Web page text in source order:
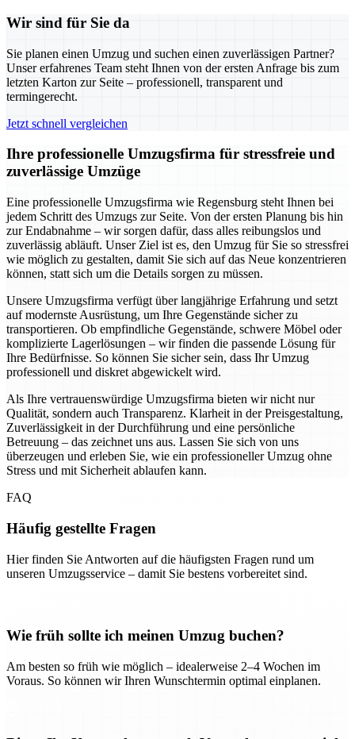
Wir sind für Sie da
Sie planen einen Umzug und suchen einen zuverlässigen Partner?
Unser erfahrenes Team steht Ihnen von der ersten Anfrage bis zum
letzten Karton zur Seite – professionell, transparent und
termingerecht.
Jetzt schnell vergleichen
Ihre professionelle Umzugsfirma für stressfreie und
zuverlässige Umzüge
Eine professionelle Umzugsfirma wie Regensburg steht Ihnen bei
jedem Schritt des Umzugs zur Seite. Von der ersten Planung bis hin
zur Endabnahme – wir sorgen dafür, dass alles reibungslos und
zuverlässig abläuft. Unser Ziel ist es, den Umzug für Sie so stressfrei
wie möglich zu gestalten, damit Sie sich auf das Neue konzentrieren
können, statt sich um die Details sorgen zu müssen.
Unsere Umzugsfirma verfügt über langjährige Erfahrung und setzt
auf modernste Ausrüstung, um Ihre Gegenstände sicher zu
transportieren. Ob empfindliche Gegenstände, schwere Möbel oder
komplizierte Lagerlösungen – wir finden die passende Lösung für
Ihre Bedürfnisse. So können Sie sicher sein, dass Ihr Umzug
professionell und diskret abgewickelt wird.
Als Ihre vertrauenswürdige Umzugsfirma bieten wir nicht nur
Qualität, sondern auch Transparenz. Klarheit in der Preisgestaltung,
Zuverlässigkeit in der Durchführung und eine persönliche
Betreuung – das zeichnet uns aus. Lassen Sie sich von uns
überzeugen und erleben Sie, wie ein professioneller Umzug ohne
Stress und mit Sicherheit ablaufen kann.
FAQ
Häufig gestellte Fragen
Hier finden Sie Antworten auf die häufigsten Fragen rund um
unseren Umzugsservice – damit Sie bestens vorbereitet sind.
Wie früh sollte ich meinen Umzug buchen?
Am besten so früh wie möglich – idealerweise 2–4 Wochen im
Voraus. So können wir Ihren Wunschtermin optimal einplanen.